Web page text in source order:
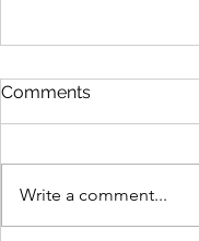
Comments
Write a comment...